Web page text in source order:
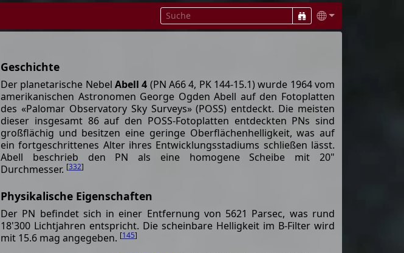
Geschichte
Der planetarische Nebel Abell 4 (PN A66 4, PK 144-15.1) wurde 1964 vom
amerikanischen Astronomen George Ogden Abell auf den Fotoplatten
des «Palomar Observatory Sky Surveys» (POSS) entdeckt. Die meisten
dieser insgesamt 86 auf den POSS-Fotoplatten entdeckten PNs sind
großflächig und besitzen eine geringe Oberflächenhelligkeit, was auf
ein fortgeschrittenes Alter ihres Entwicklungsstadiums schließen lässt.
Abell beschrieb den PN als eine homogene Scheibe mit 20"
Durchmesser. [332]
Physikalische Eigenschaften
Der PN befindet sich in einer Entfernung von 5621 Parsec, was rund
18'300 Lichtjahren entspricht. Die scheinbare Helligkeit im B-Filter wird
mit 15.6 mag angegeben. [145]